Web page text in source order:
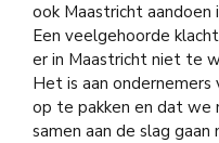
ook Maastricht aandoen
Een veelgehoorde
er in Maastricht niet te
Het is aan
op te pakken en dat we
samen aan de slag